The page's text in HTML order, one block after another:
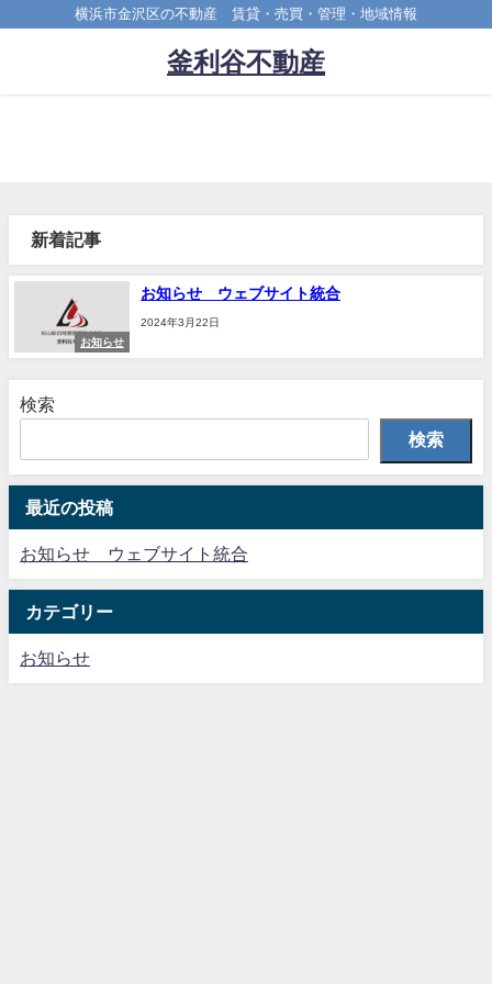
横浜市金沢区の不動産 賃貸・売買・管理・地域情報
釜利谷不動産
新着記事
お知らせ
お知らせ ウェブサイト統合
2024年3月22日
検索
検索
最近の投稿
お知らせ ウェブサイト統合
カテゴリー
お知らせ